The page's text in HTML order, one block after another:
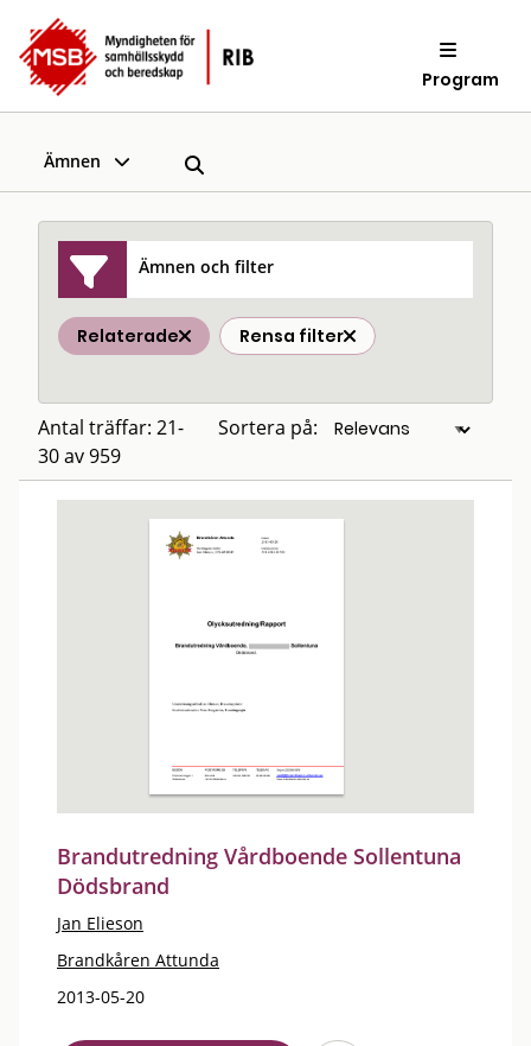
Program
Ämnen
Ämnen och filter
Relaterade Rensa filter
Antal träffar: 21-
30 av 959
Sortera på:
Brandutredning Vårdboende Sollentuna
Dödsbrand
Jan Elieson
Brandkåren Attunda
2013-05-20